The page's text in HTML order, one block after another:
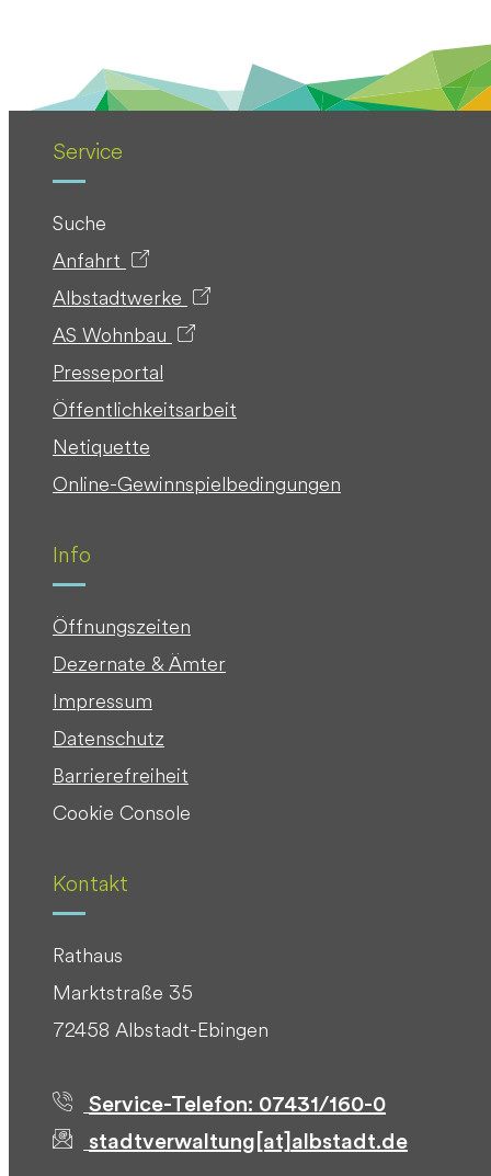
Service
Suche
Anfahrt
Albstadtwerke
AS Wohnbau
Presseportal
Öffentlichkeitsarbeit
Netiquette
Online-Gewinnspielbedingungen
Info
Öffnungszeiten
Dezernate & Ämter
Impressum
Datenschutz
Barrierefreiheit
Cookie Console
Kontakt
Rathaus
Marktstraße 35
72458 Albstadt-Ebingen
Service-Telefon: 07431/160-0
stadtverwaltung[at]albstadt.de